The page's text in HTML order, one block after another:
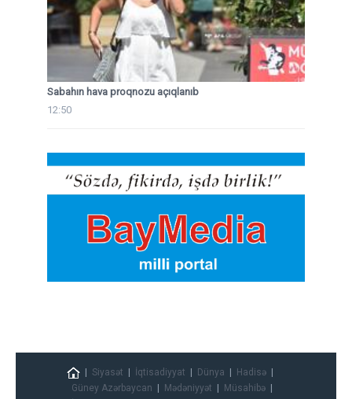
Sabahın hava proqnozu açıqlanıb
12:50
Siyasət İqtisadiyyat Dünya
Hadisə
Güney Azərbaycan
Mədəniyyət
Müsahibə